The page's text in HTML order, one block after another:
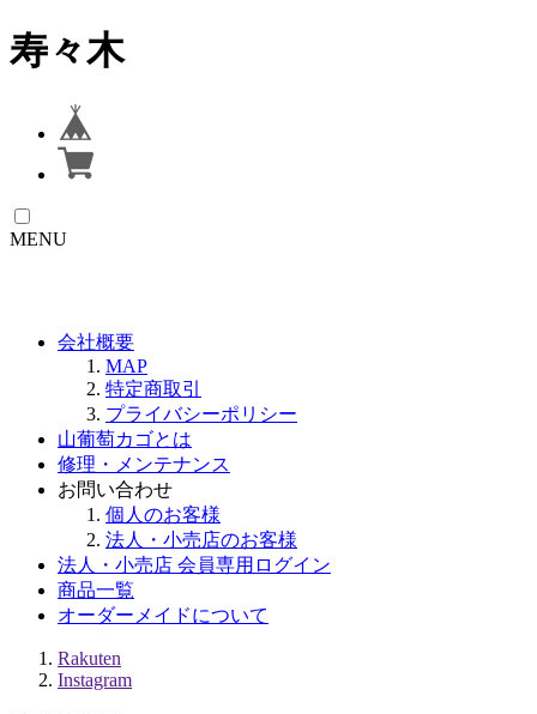
寿々木
MENU
会社概要
MAP
特定商取引
プライバシーポリシー
山葡萄カゴとは
修理・メンテナンス
お問い合わせ
個人のお客様
法人・小売店のお客様
法人・小売店 会員専用ログイン
商品一覧
オーダーメイドについて
Rakuten
Instagram